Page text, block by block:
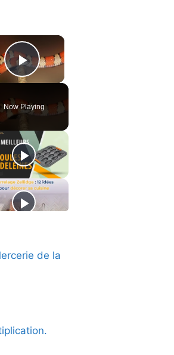
×
Play Video
Now Playing
de la